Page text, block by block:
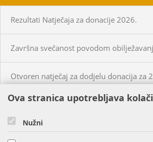
Rezultati Natječaja za donacije 2026.
Završna svečanost povodom
Otvoren natječaj za dodjelu donacija za
KUPCI
CIJENE PLINA I
Ova stranica upotrebljava
Nužni